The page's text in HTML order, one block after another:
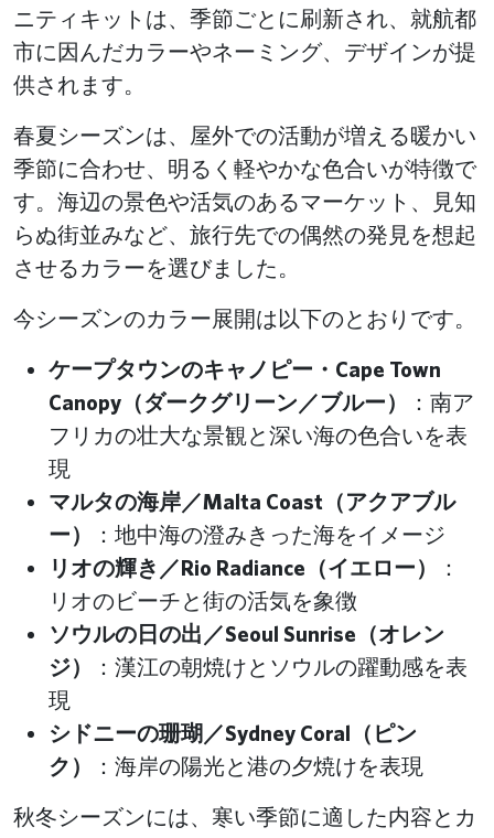
ニティキットは、季節ごとに刷新され、就航都
市に因んだカラーやネーミング、デザインが提
供されます。
春夏シーズンは、屋外での活動が増える暖かい
季節に合わせ、明るく軽やかな色合いが特徴で
す。海辺の景色や活気のあるマーケット、見知
らぬ街並みなど、旅行先での偶然の発見を想起
させるカラーを選びました。
今シーズンのカラー展開は以下のとおりです。
ケープタウンのキャノピー・Cape Town
Canopy（ダークグリーン／ブルー）
：南ア
フリカの壮大な景観と深い海の色合いを表
現
マルタの海岸／Malta Coast（アクアブル
ー）
：地中海の澄みきった海をイメージ
リオの輝き／Rio Radiance（イエロー）
：
リオのビーチと街の活気を象徴
ソウルの日の出／Seoul Sunrise（オレン
ジ）
：漢江の朝焼けとソウルの躍動感を表
現
シドニーの珊瑚／Sydney Coral（ピン
ク）
：海岸の陽光と港の夕焼けを表現
秋冬シーズンには、寒い季節に適した内容とカ